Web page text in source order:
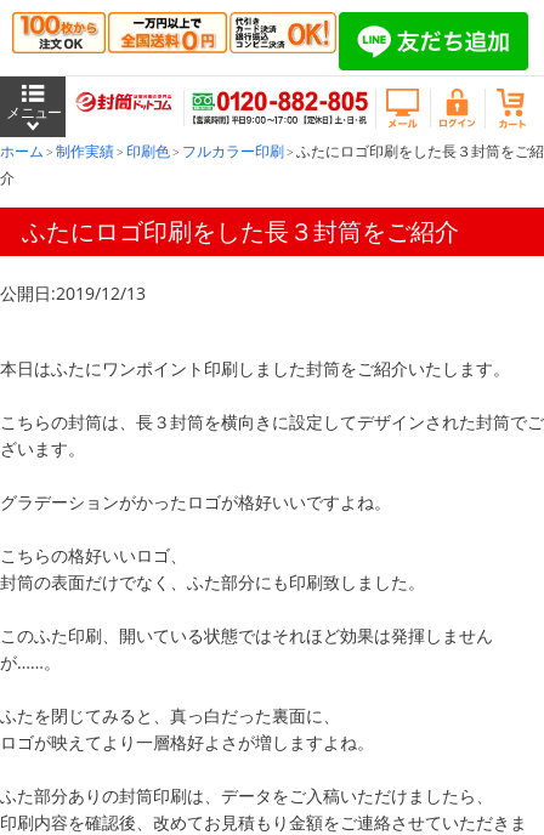
ホーム 制作実績 印刷色 フルカラー印刷
ふたにロゴ印刷をした長３封筒をご紹
介
ふたにロゴ印刷をした長３封筒をご紹介
公開日:2019/12/13
本日はふたにワンポイント印刷しました封筒をご紹介いたします。
こちらの封筒は、長３封筒を横向きに設定してデザインされた封筒でご
ざいます。
グラデーションがかったロゴが格好いいですよね。
こちらの格好いいロゴ、
封筒の表面だけでなく、ふた部分にも印刷致しました。
このふた印刷、開いている状態ではそれほど効果は発揮しません
が……。
ふたを閉じてみると、真っ白だった裏面に、
ロゴが映えてより一層格好よさが増しますよね。
ふた部分ありの封筒印刷は、データをご入稿いただけましたら、
印刷内容を確認後、改めてお見積もり金額をご連絡させていただきま